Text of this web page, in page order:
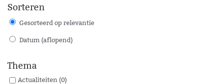
Sorteren
Gesorteerd op relevantie
Datum (aflopend)
Thema
Actualiteiten (0)